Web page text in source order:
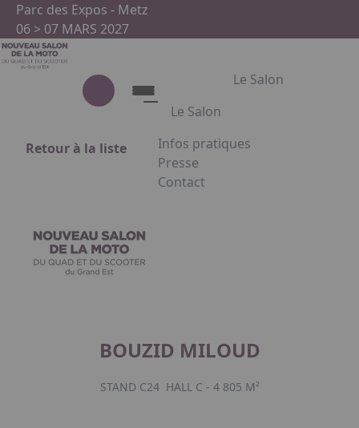
Aller au contenu principal
Parc des Expos - Metz
06 > 07 MARS 2027
Le Salon
Le Salon
Le Salon
Présentation du salon
Infos pratiques
Presse
Contact
Retour à la liste
BOUZID MILOUD
STAND C24 HALL C - 4 805 M²
Panneau de gestion des cookies